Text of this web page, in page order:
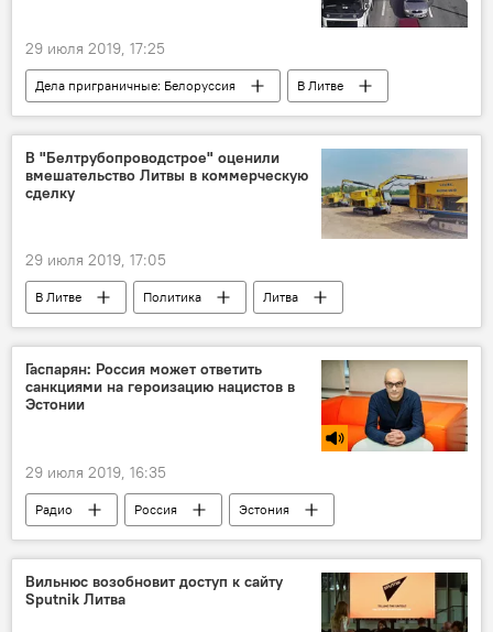
29 июля 2019, 17:25
Дела приграничные: Белоруссия
В Литве
Общество
Литва Белоруссия
В "Белтрубопроводстрое" оценили
вмешательство Литвы в коммерческую
сделку
29 июля 2019, 17:05
В Литве Политика
Литва
Белоруссия
Энергетика. LIVE
Гаспарян: Россия может ответить
санкциями на героизацию нацистов в
Эстонии
29 июля 2019, 16:35
Радио Россия
Эстония
нацисты
Вильнюс возобновит доступ к сайту
Sputnik Литва